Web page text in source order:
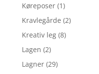
Køreposer (1)
Kravlegårde (2)
Kreativ leg (8)
Lagen (2)
Lagner (29)